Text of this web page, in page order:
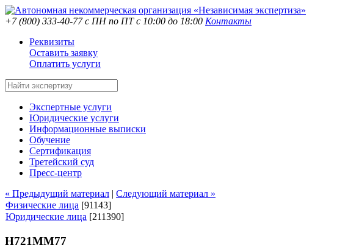
+7 (800) 333-40-77с ПН по ПТ с 10:00 до 18:00 Контакты
Реквизиты
Оставить заявку
Оплатить услуги
Экспертные услуги
Юридические услуги
Информационные выписки
Обучение
Сертификация
Третейский суд
Пресс-центр
« Предыдущий материал | Следующий материал »
Физические лица [91143]
Юридические лица [211390]
Н721ММ77